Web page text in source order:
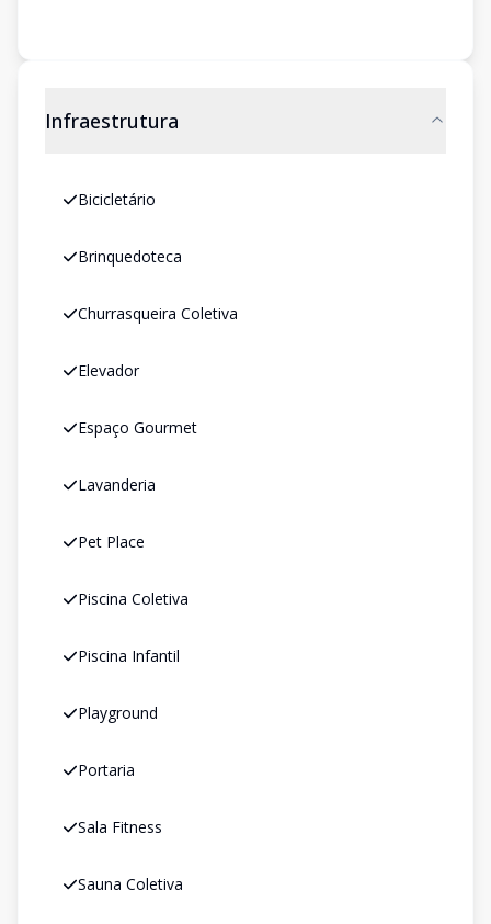
Infraestrutura
Bicicletário
Brinquedoteca
Churrasqueira Coletiva
Elevador
Espaço Gourmet
Lavanderia
Pet Place
Piscina Coletiva
Piscina Infantil
Playground
Portaria
Sala Fitness
Sauna Coletiva